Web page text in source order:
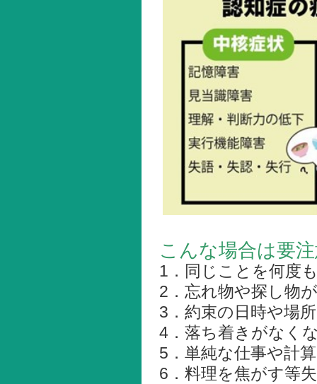
こんな場合は要
1．同じことを何度
2．忘れ物や探し物
3．約束の日時や場
4．落ち着きがなく
5．単純な仕事や計
6．料理を焦がす等